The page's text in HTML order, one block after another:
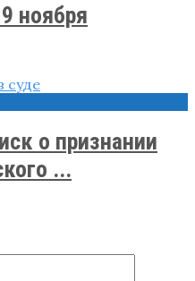
ноября
о признании
...